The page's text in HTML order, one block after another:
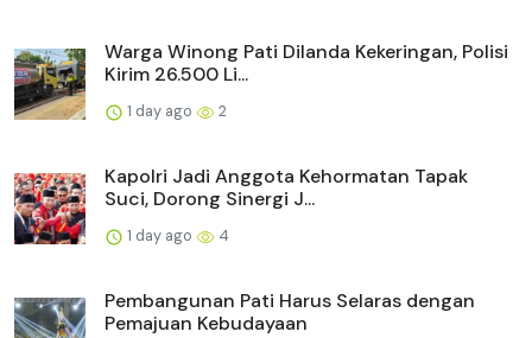
Warga Winong Pati Dilanda Kekeringan, Polisi
Kirim 26.500 Li...
1 day ago 2
Kapolri Jadi Anggota Kehormatan Tapak
Suci, Dorong Sinergi J...
1 day ago 4
Pembangunan Pati Harus Selaras dengan
Pemajuan Kebudayaan